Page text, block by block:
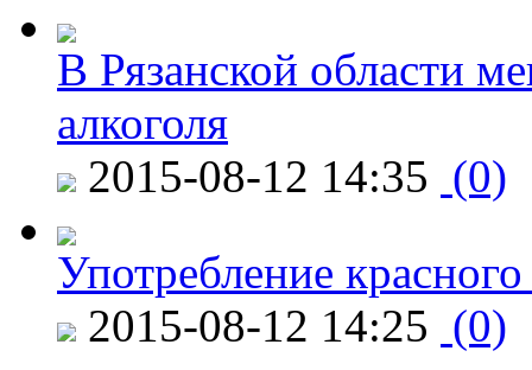
В Рязанской области
алкоголя
2015-08-12 14:35 (0)
Употребление
2015-08-12 14:25 (0)